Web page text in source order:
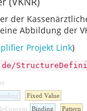
der
Abbildung der
Projekt Link)
Fixed Value
Binding
Pattern